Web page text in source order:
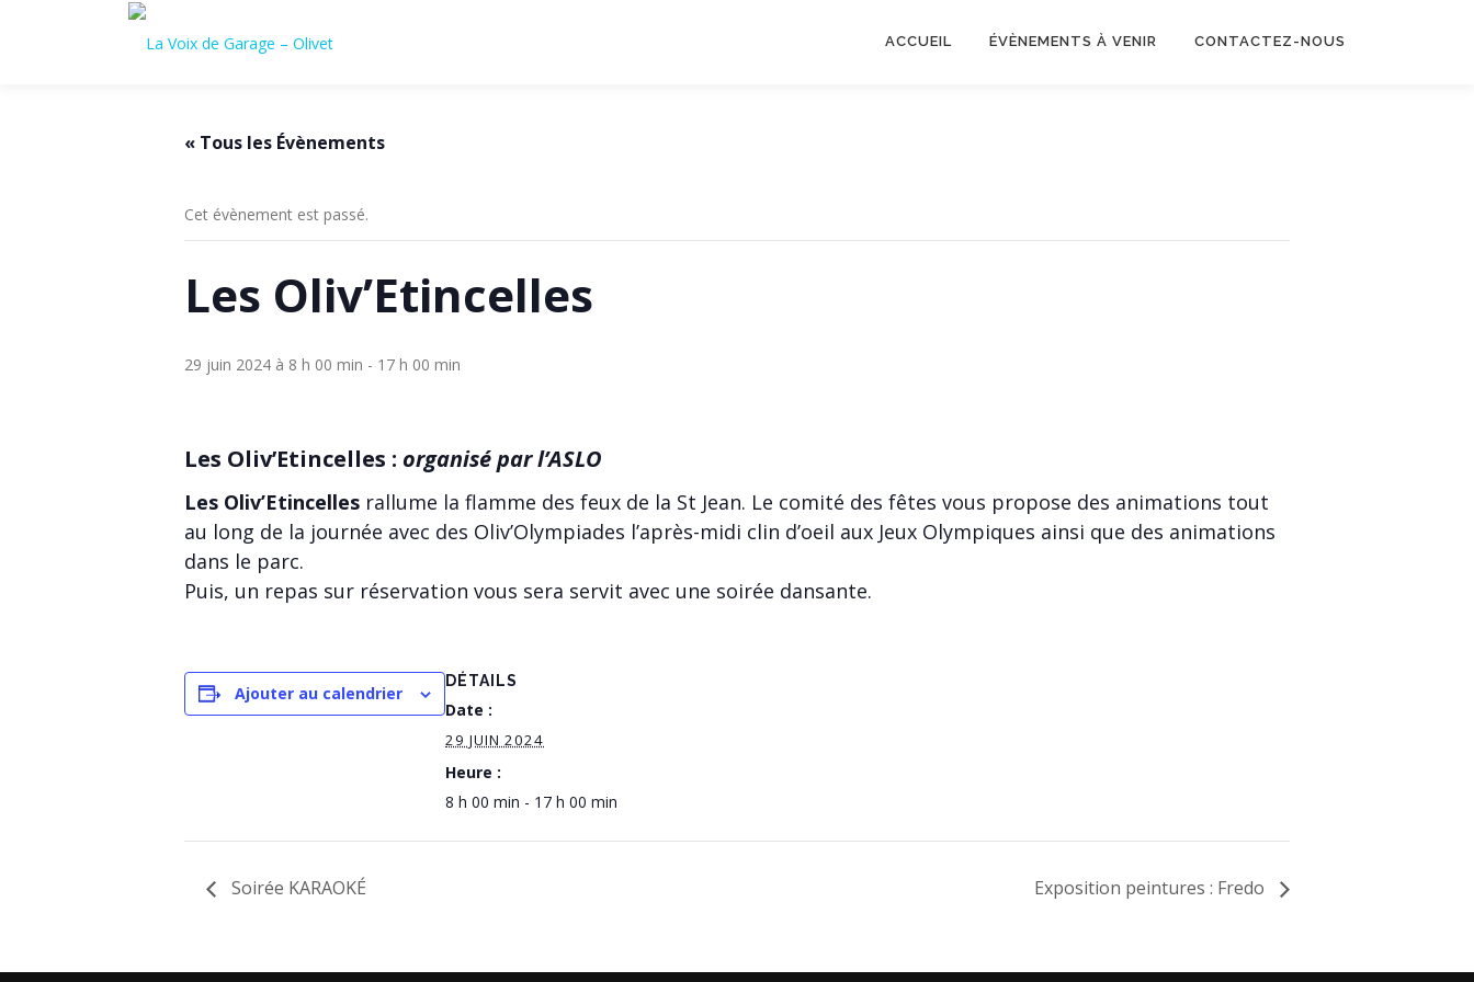
ACCUEIL ÉVÈNEMENTS À VENIR CONTACTEZ-NOUS
« Tous les Évènements
Cet évènement est passé.
Les Oliv’Etincelles
29 juin 2024 à 8 h 00 min - 17 h 00 min
Les Oliv’Etincelles : organisé par l’ASLO
Les Oliv’Etincelles rallume la flamme des feux de la St Jean. Le comité des fêtes vous propose des animations tout
au long de la journée avec des Oliv’Olympiades l’après-midi clin d’oeil aux Jeux Olympiques ainsi que des animations
dans le parc.
Puis, un repas sur réservation vous sera servit avec une soirée dansante.
Ajouter au calendrier
DÉTAILS
Date :
29 JUIN 2024
Heure :
8 h 00 min - 17 h 00 min
Soirée KARAOKÉ Exposition peintures : Fredo